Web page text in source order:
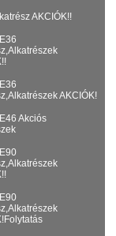
AKCIÓK!!
AKCIÓK!
Akciós